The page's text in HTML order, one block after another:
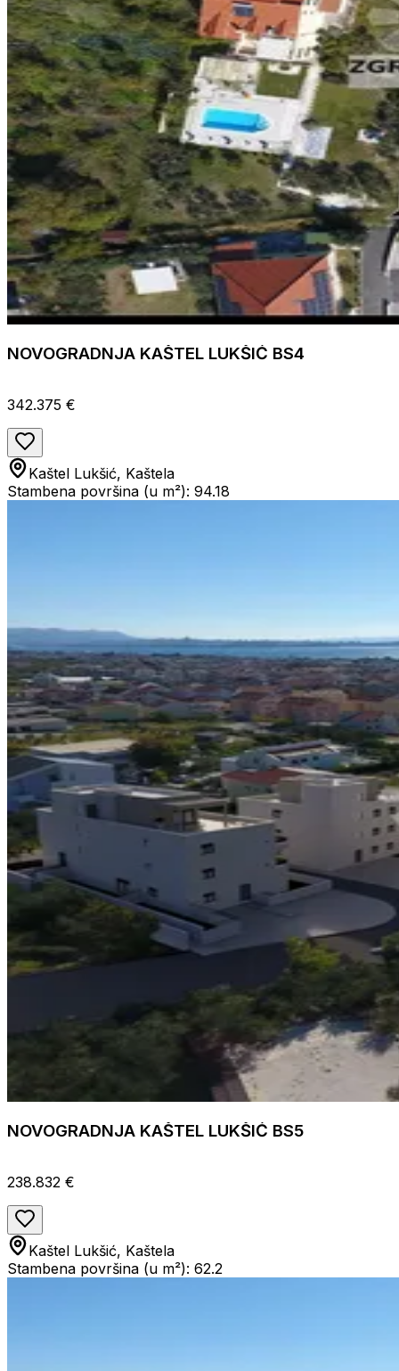
NOVOGRADNJA KAŠTEL LUKŠIĆ BS4
342.375 €
Kaštel Lukšić, Kaštela
Stambena površina (u m²): 94.18
NOVOGRADNJA KAŠTEL LUKŠIĆ BS5
238.832 €
Kaštel Lukšić, Kaštela
Stambena površina (u m²): 62.2